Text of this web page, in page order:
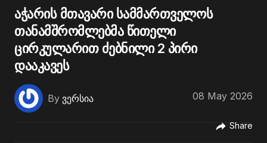
აჭარის მთავარი სამმართველოს
თანამშრომლებმა წითელი
ცირკულარით ძებნილი 2 პირი
დააკავეს
By ვერსია 08 May 2026
Share